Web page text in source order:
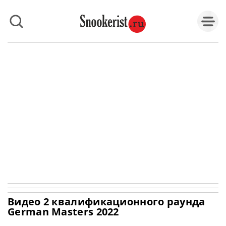
Видео 2 квалификационного раунда
German Masters 2022